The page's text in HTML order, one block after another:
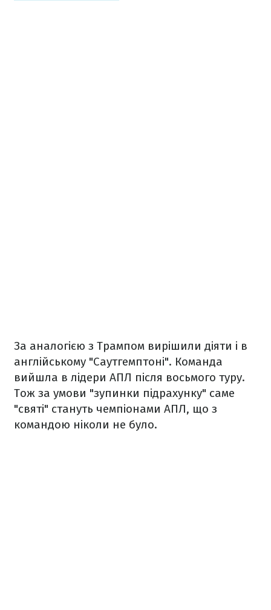
За аналогією з Трампом вирішили діяти і в
англійському "Саутгемптоні". Команда
вийшла в лідери АПЛ після восьмого туру.
Тож за умови "зупинки підрахунку" саме
"святі" стануть чемпіонами АПЛ, що з
командою ніколи не було.